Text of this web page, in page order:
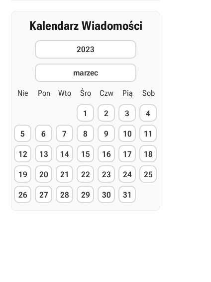
Kalendarz Wiadomości
2023
marzec
Nie Pon Wto Śro Czw Pią Sob
1 2 3 4
5 6 7 8 9 10 11
12 13 14 15 16 17 18
19 20 21 22 23 24 25
26 27 28 29 30 31